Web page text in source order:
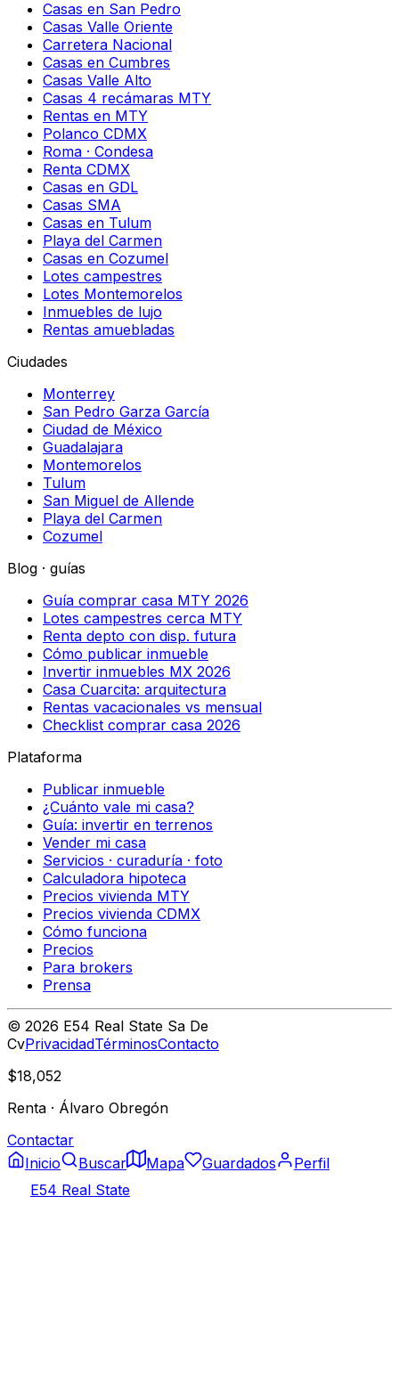
Casas en San Pedro
Casas Valle Oriente
Carretera Nacional
Casas en Cumbres
Casas Valle Alto
Casas 4 recámaras MTY
Rentas en MTY
Polanco CDMX
Roma · Condesa
Renta CDMX
Casas en GDL
Casas SMA
Casas en Tulum
Playa del Carmen
Casas en Cozumel
Lotes campestres
Lotes Montemorelos
Inmuebles de lujo
Rentas amuebladas
Ciudades
Monterrey
San Pedro Garza García
Ciudad de México
Guadalajara
Montemorelos
Tulum
San Miguel de Allende
Playa del Carmen
Cozumel
Blog · guías
Guía comprar casa MTY 2026
Lotes campestres cerca MTY
Renta depto con disp. futura
Cómo publicar inmueble
Invertir inmuebles MX 2026
Casa Cuarcita: arquitectura
Rentas vacacionales vs mensual
Checklist comprar casa 2026
Plataforma
Publicar inmueble
¿Cuánto vale mi casa?
Guía: invertir en terrenos
Vender mi casa
Servicios · curaduría · foto
Calculadora hipoteca
Precios vivienda MTY
Precios vivienda CDMX
Cómo funciona
Precios
Para brokers
Prensa
© 2026 E54 Real State Sa De
CvPrivacidadTérminosContacto
$18,052
Renta · Álvaro Obregón
Contactar
Inicio
Buscar Mapa Guardados
Perfil
E54 Real State